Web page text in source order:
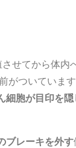
せてから体内
がついていま
細胞が目印を隠
ブレーキを外す